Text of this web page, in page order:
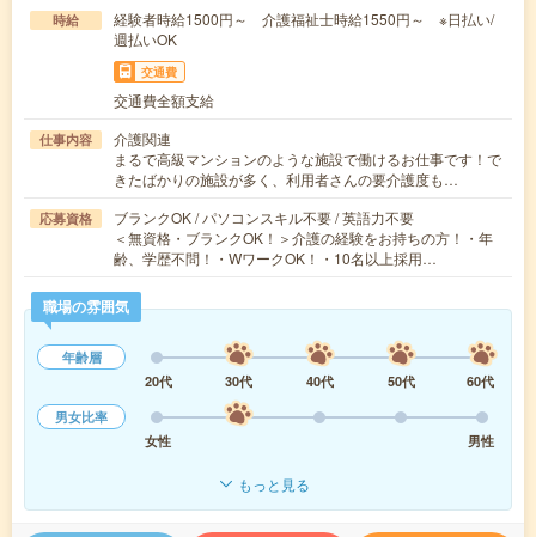
時給
経験者時給1500円～ 介護福祉士時給1550円～ ※日払い/
週払いOK
交通費
交通費全額支給
仕事内容
介護関連
まるで高級マンションのような施設で働けるお仕事です！で
きたばかりの施設が多く、利用者さんの要介護度も…
応募資格
ブランクOK / パソコンスキル不要 / 英語力不要
＜無資格・ブランクOK！＞介護の経験をお持ちの方！・年
齢、学歴不問！・WワークOK！・10名以上採用…
職場の雰囲気
年齢層
20代
30代 40代 50代
60代
男女比率
女性
男性
もっと見る